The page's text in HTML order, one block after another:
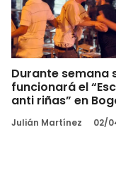
Durante semana
funcionará el
anti riñas” en
Julián Martínez 02/